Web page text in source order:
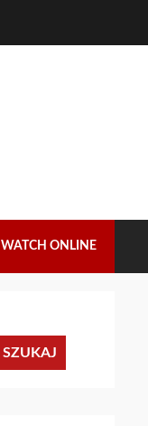
WATCH ONLINE
SZUKAJ